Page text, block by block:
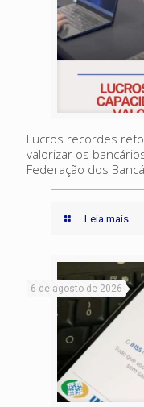
Lucros recordes
valorizar os
Federação dos
Leia mais
6 de agosto de 2026